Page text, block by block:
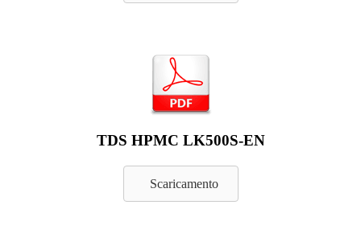
TDS HPMC LK500S-EN
Scaricamento